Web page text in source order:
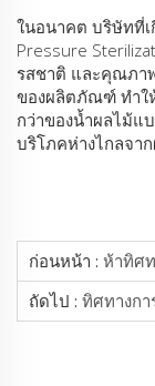
ในอนาคต บริษัทที่เ
Pressure
รสชาติ และคุณภ
ของผลิตภัณฑ์ ทำใ
กว่าของน้ำผลไม้แ
บริโภคห่างไกลจา
ก่อนหน้า : ห้าทิศ
ถัดไป : ทิศทางก